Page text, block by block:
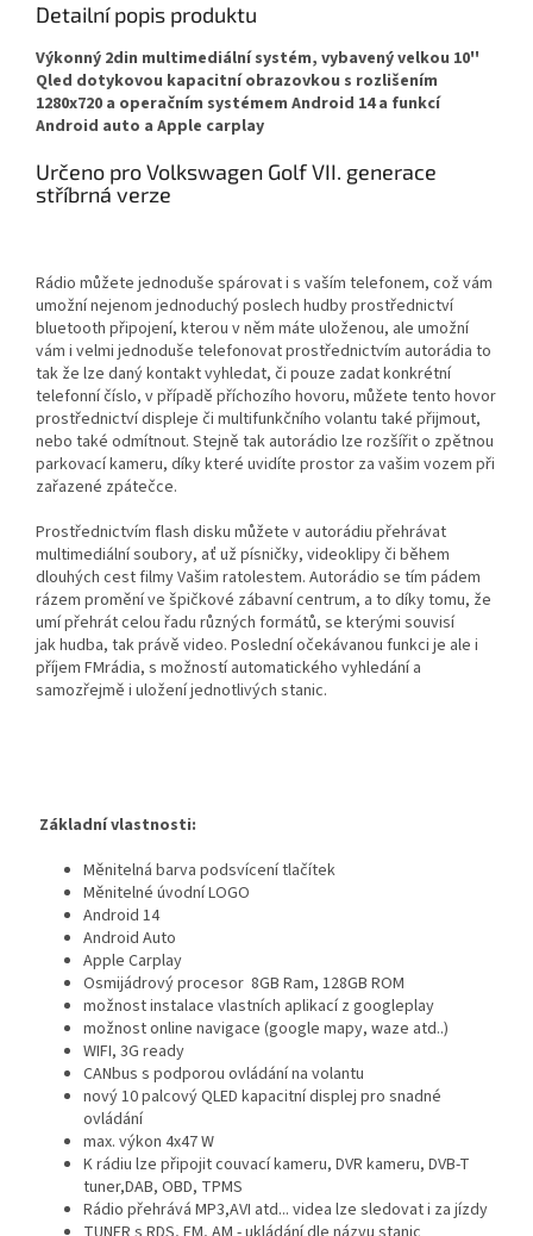
Detailní popis produktu
Výkonný 2din multimediální systém, vybavený velkou 10''
Qled dotykovou kapacitní obrazovkou s rozlišením
1280x720 a operačním systémem Android 14 a funkcí
Android auto a Apple carplay
Určeno pro Volkswagen Golf VII. generace
stříbrná verze
Rádio můžete jednoduše spárovat i s vaším telefonem, což vám
umožní nejenom jednoduchý poslech hudby prostřednictví
bluetooth připojení, kterou v něm máte uloženou, ale umožní
vám i velmi jednoduše telefonovat prostřednictvím autorádia to
tak že lze daný kontakt vyhledat, či pouze zadat konkrétní
telefonní číslo, v případě příchozího hovoru, můžete tento hovor
prostřednictví displeje či multifunkčního volantu také přijmout,
nebo také odmítnout. Stejně tak autorádio lze rozšířit o zpětnou
parkovací kameru, díky které uvidíte prostor za vašim vozem při
zařazené zpátečce.
Prostřednictvím flash disku můžete v autorádiu přehrávat
multimediální soubory, ať už písničky, videoklipy či během
dlouhých cest filmy Vašim ratolestem. Autorádio se tím pádem
rázem promění ve špičkové zábavní centrum, a to díky tomu, že
umí přehrát celou řadu různých formátů, se kterými souvisí
jak hudba, tak právě video. Poslední očekávanou funkci je ale i
příjem FMrádia, s možností automatického vyhledání a
samozřejmě i uložení jednotlivých stanic.
Základní vlastnosti:
Měnitelná barva podsvícení tlačítek
Měnitelné úvodní LOGO
Android 14
Android Auto
Apple Carplay
Osmijádrový procesor 8GB Ram, 128GB ROM
možnost instalace vlastních aplikací z googleplay
možnost online navigace (google mapy, waze atd..)
WIFI, 3G ready
CANbus s podporou ovládání na volantu
nový 10 palcový QLED kapacitní displej pro snadné
ovládání
max. výkon 4x47 W
K rádiu lze připojit couvací kameru, DVR kameru, DVB-T
tuner,DAB, OBD, TPMS
Rádio přehrává MP3,AVI atd... videa lze sledovat i za jízdy